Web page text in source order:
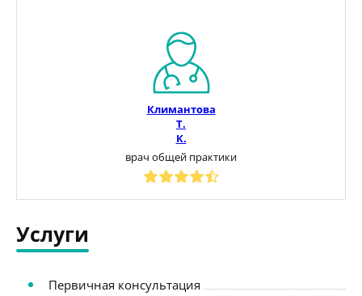
Климантова
Т.
К.
врач общей практики
Услуги
Первичная консультация